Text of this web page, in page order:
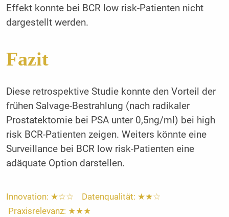
Effekt konnte bei BCR low risk-Patienten nicht
dargestellt werden.
Fazit
Diese retrospektive Studie konnte den Vorteil der
frühen Salvage-Bestrahlung (nach radikaler
Prostatektomie bei PSA unter 0,5ng/ml) bei high
risk BCR-Patienten zeigen. Weiters könnte eine
Surveillance bei BCR low risk-Patienten eine
adäquate Option darstellen.
Innovation: ★☆☆ Datenqualität: ★★☆
Praxisrelevanz: ★★★